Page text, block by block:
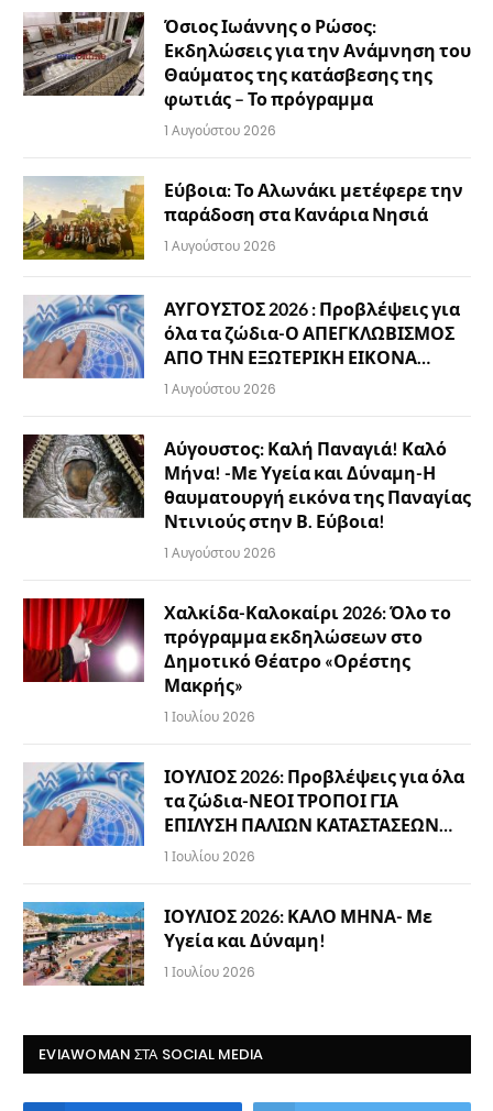
Όσιος Ιωάννης ο Ρώσος:
Εκδηλώσεις για την Ανάμνηση του
Θαύματος της κατάσβεσης της
φωτιάς – Το πρόγραμμα
1 Αυγούστου 2026
Εύβοια: Το Αλωνάκι μετέφερε την
παράδοση στα Κανάρια Νησιά
1 Αυγούστου 2026
ΑΥΓΟΥΣΤΟΣ 2026 : Προβλέψεις για
όλα τα ζώδια-Ο ΑΠΕΓΚΛΩΒΙΣΜΟΣ
ΑΠΟ ΤΗΝ ΕΞΩΤΕΡΙΚΗ ΕΙΚΟΝΑ…
1 Αυγούστου 2026
Αύγουστος: Καλή Παναγιά! Καλό
Μήνα! -Με Υγεία και Δύναμη-Η
θαυματουργή εικόνα της Παναγίας
Ντινιούς στην Β. Εύβοια!
1 Αυγούστου 2026
Χαλκίδα-Καλοκαίρι 2026: Όλο το
πρόγραμμα εκδηλώσεων στο
Δημοτικό Θέατρο «Ορέστης
Μακρής»
1 Ιουλίου 2026
ΙΟΥΛΙΟΣ 2026: Προβλέψεις για όλα
τα ζώδια-ΝΕΟΙ ΤΡΟΠΟΙ ΓΙΑ
ΕΠΙΛΥΣΗ ΠΑΛΙΩΝ ΚΑΤΑΣΤΑΣΕΩΝ…
1 Ιουλίου 2026
ΙΟΥΛΙΟΣ 2026: ΚΑΛΟ ΜΗΝΑ- Με
Υγεία και Δύναμη!
1 Ιουλίου 2026
EVIAWOMAN ΣΤΑ SOCIAL MEDIA